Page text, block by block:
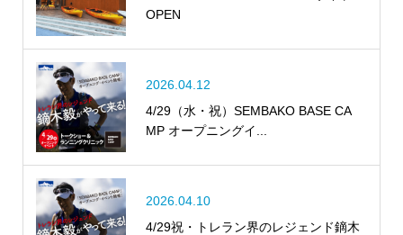
OPEN
2026.04.12
4/29（水・祝）SEMBAKO BASE CA
MP オープニングイ...
2026.04.10
4/29祝・トレラン界のレジェンド鏑木